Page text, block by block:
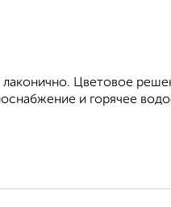
Цветовое
и горячее